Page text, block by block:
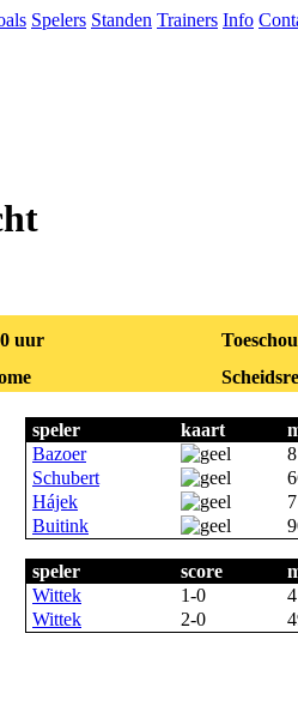
Spelers Standen Trainers Info
uur
speler kaart
Bazoer
Schubert
Hájek
Buitink
speler score
Wittek
1-0
Wittek
2-0